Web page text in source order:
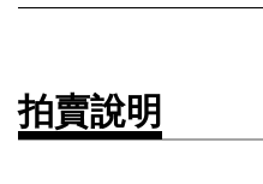
拍賣說明